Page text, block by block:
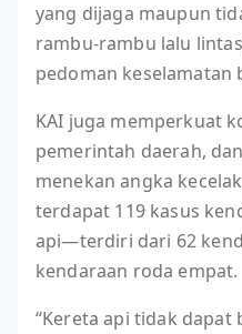
yang dijaga maupun
rambu-rambu lalu
pedoman keselamatan
KAI juga memperkuat
pemerintah daerah,
menekan angka
terdapat 119 kasus
api—terdiri dari 62
kendaraan roda empat.
“Kereta api tidak dapat